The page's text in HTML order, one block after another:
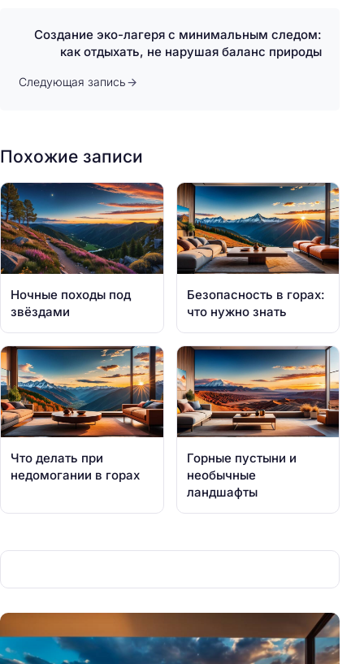
Создание эко-лагеря с минимальным следом:
как отдыхать, не нарушая баланс природы
Следующая запись
Похожие записи
Ночные походы под
звёздами
Безопасность в горах:
что нужно знать
Что делать при
недомогании в горах
Горные пустыни и
необычные
ландшафты